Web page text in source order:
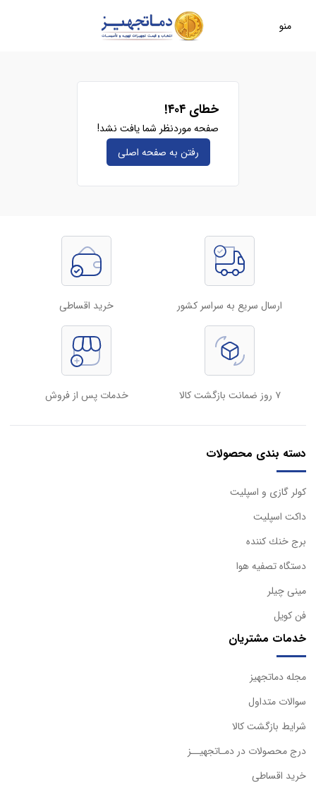
منو
خطای ۴۰۴!
صفحه موردنظر شما یافت نشد!
رفتن به صفحه‌ اصلی
ارسال سریع به سراسر کشور خرید اقساطی
۷ روز ضمانت بازگشت کالا خدمات پس از فروش
دسته بندی محصولات
كولر گازی و اسپليت
داكت اسپليت
برج خنك كننده
دستگاه تصفيه هوا
مینی چیلر
فن کویل
خدمات مشتریان
مجله دماتجهیز
سوالات متداول
شرایط بازگشت کالا
درج محصولات در دمـاتجهیــز
خرید اقساطی